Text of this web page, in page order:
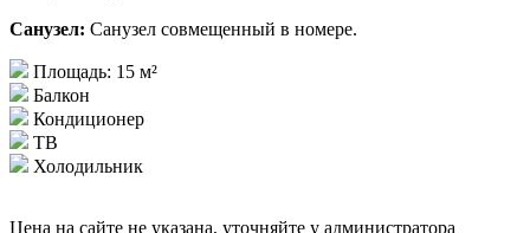
Санузел: Санузел совмещенный в номере.
Площадь: 15 м²
Балкон
Кондиционер
ТВ
Холодильник
Цена на сайте не указана, уточняйте у администратора